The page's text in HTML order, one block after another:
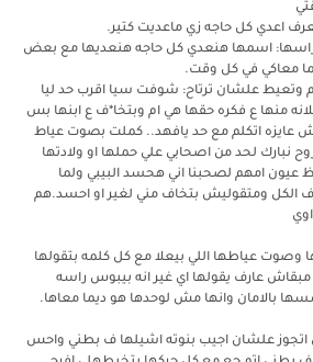
اعدي كل حاجه زي ماعديت كتير.
اسمها هنعدي كل حاجه هنعديها مع بعض
معاكي في كل وقت.
وتعيط علشان ترتاح: شوفت سيا اقرب حد ليا
منها ع فكره حقها هي ام وبتخا*ف ع ابنها بس
عايزه اتكلم مع حد يافهد.. كملت بصوت عياط
نبارك لحد من اصحابي علي حملها او ولادتها
عيون امهم لصحبنا اني هحسد البيبي ولما
الكل ومتقوليش بتخاف مني لغير او احسد.هم
وصوت عياطها اللي بيعلا مع كل كلمه بتقولها
عارف يقولها اي غير انه بيبوس راسه
بالامان وانها مش لوحدها هو ديما معاها.
اتجوز علشان اجيب بنوته اشيلها ف بطني واحس